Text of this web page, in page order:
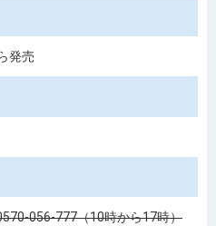
発売
056-777（10時から17時）